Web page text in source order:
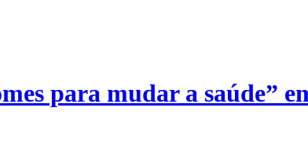
para mudar a saúde”